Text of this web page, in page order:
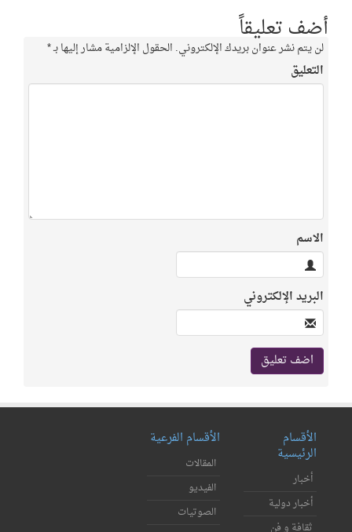
أضف تعليقاً
لن يتم نشر عنوان بريدك الإلكتروني. الحقول الإلزامية مشار إليها بـ*
التعليق
الاسم
البريد الإلكتروني
الأقسام
الرئيسية
أخبار
أخبار دولية
ثقافة و فن
الأقسام الفرعية
المقالات
الفيديو
الصوتيات